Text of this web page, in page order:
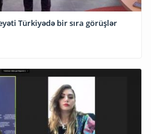
Türkiyədə bir sıra görüşlər